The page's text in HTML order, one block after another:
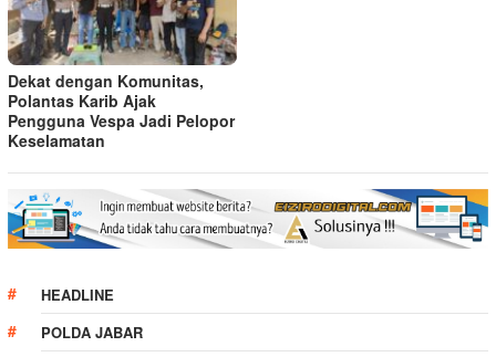
Dekat dengan Komunitas,
Polantas Karib Ajak
Pengguna Vespa Jadi Pelopor
Keselamatan
HEADLINE
POLDA JABAR